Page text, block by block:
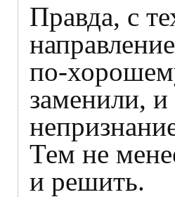
Правда, с
по-
заменили,
Тем не
и решить.